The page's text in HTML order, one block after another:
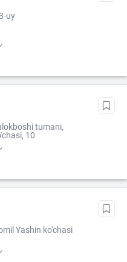
uy
tumani,
10
Yashin ko'chasi